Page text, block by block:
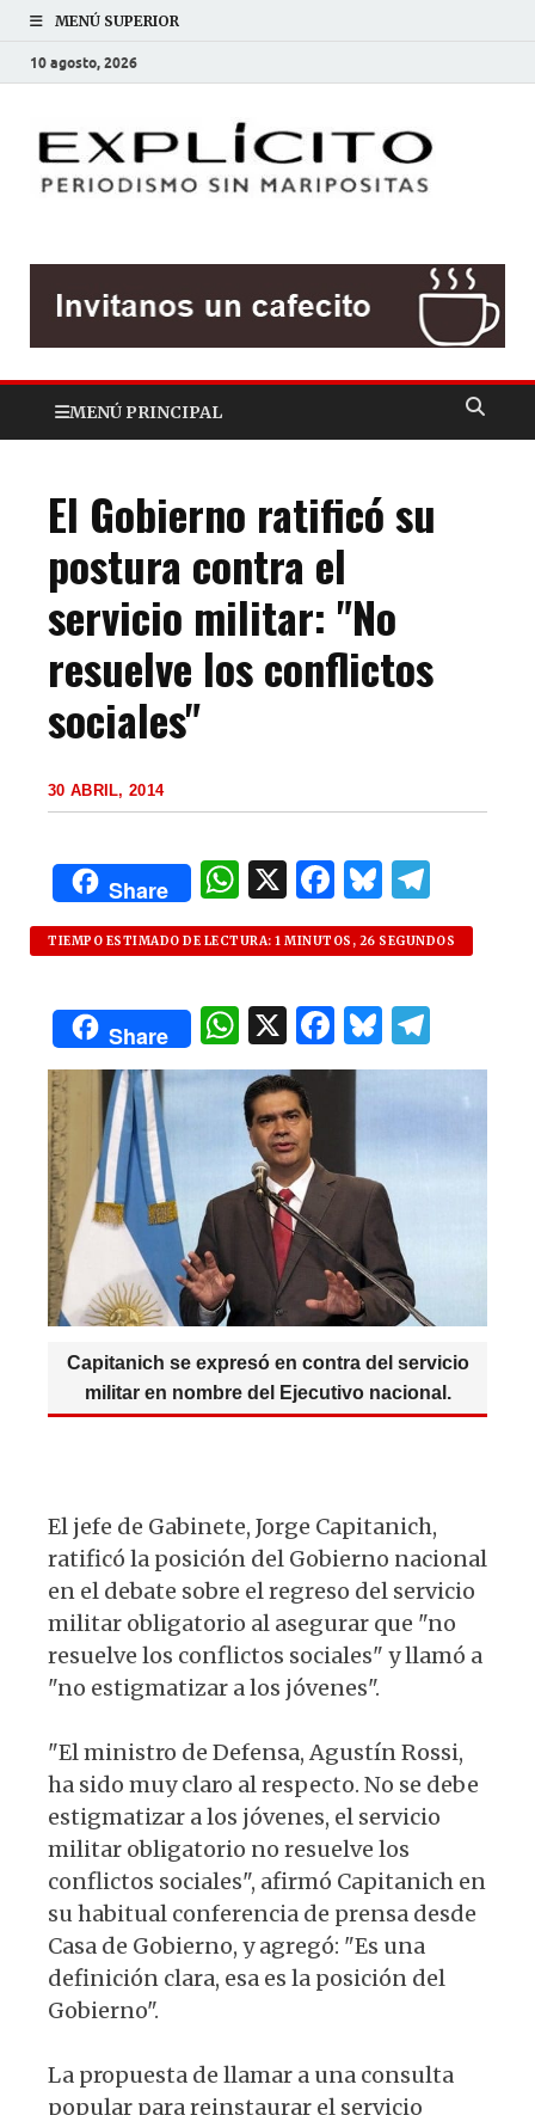
MENÚ SUPERIOR
10 agosto, 2026
MENÚ PRINCIPAL
El Gobierno ratificó su
postura contra el
servicio militar: "No
resuelve los conflictos
sociales"
30 ABRIL, 2014
Share
W
h
at
s
A
p
p
X F
a
c
e
b
o
k
B
lu
es
k
y
el
e
m
TIEMPO ESTIMADO DE LECTURA: 1 MINUTOS, 26 SEGUNDOS
Share
W
h
at
s
A
p
p
X F
a
b
o
k
B
lu
es
k
y
el
e
g
Capitanich se expresó en contra del servicio
militar en nombre del Ejecutivo nacional.
El jefe de Gabinete, Jorge Capitanich,
ratificó la posición del Gobierno nacional
en el debate sobre el regreso del servicio
militar obligatorio al asegurar que "no
resuelve los conflictos sociales" y llamó a
"no estigmatizar a los jóvenes".
"El ministro de Defensa, Agustín Rossi,
ha sido muy claro al respecto. No se debe
estigmatizar a los jóvenes, el servicio
militar obligatorio no resuelve los
conflictos sociales", afirmó Capitanich en
su habitual conferencia de prensa desde
Casa de Gobierno, y agregó: "Es una
definición clara, esa es la posición del
Gobierno".
La propuesta de llamar a una consulta
popular para reinstaurar el servicio